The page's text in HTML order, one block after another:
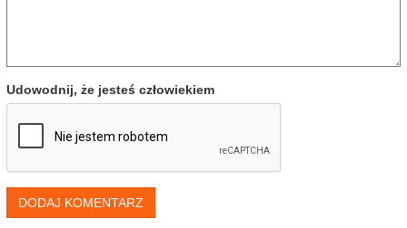
Udowodnij, że jesteś człowiekiem
DODAJ KOMENTARZ